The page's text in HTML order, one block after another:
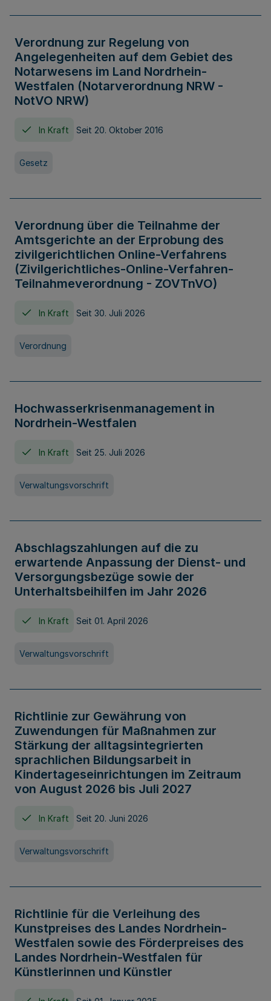
Verordnung zur Regelung von
Angelegenheiten auf dem Gebiet des
Notarwesens im Land Nordrhein-
Westfalen (Notarverordnung NRW -
NotVO NRW)
In Kraft Seit 20. Oktober 2016
Gesetz
Verordnung über die Teilnahme der
Amtsgerichte an der Erprobung des
zivilgerichtlichen Online-Verfahrens
(Zivilgerichtliches-Online-Verfahren-
Teilnahmeverordnung - ZOVTnVO)
In Kraft Seit 30. Juli 2026
Verordnung
Hochwasserkrisenmanagement in
Nordrhein-Westfalen
In Kraft Seit 25. Juli 2026
Verwaltungsvorschrift
Abschlagszahlungen auf die zu
erwartende Anpassung der Dienst- und
Versorgungsbezüge sowie der
Unterhaltsbeihilfen im Jahr 2026
In Kraft Seit 01. April 2026
Verwaltungsvorschrift
Richtlinie zur Gewährung von
Zuwendungen für Maßnahmen zur
Stärkung der alltagsintegrierten
sprachlichen Bildungsarbeit in
Kindertageseinrichtungen im Zeitraum
von August 2026 bis Juli 2027
In Kraft Seit 20. Juni 2026
Verwaltungsvorschrift
Richtlinie für die Verleihung des
Kunstpreises des Landes Nordrhein-
Westfalen sowie des Förderpreises des
Landes Nordrhein-Westfalen für
Künstlerinnen und Künstler